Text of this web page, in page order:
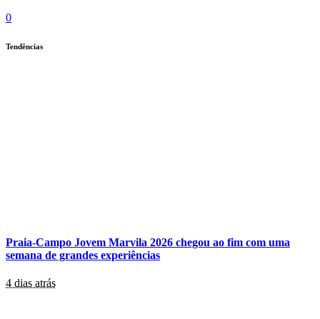
0
Tendências
Praia-Campo Jovem Marvila 2026 chegou ao fim com uma
semana de grandes experiências
4 dias atrás